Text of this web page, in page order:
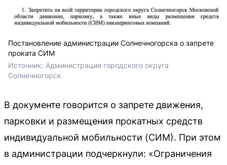
Постановление администрации Солнечногорска о запрете
проката СИМ
Источник: Администрация городского округа
Солнечногорск
В документе говорится о запрете движения,
парковки и размещения прокатных средств
индивидуальной мобильности (СИМ). При этом
в администрации подчеркнули: «Ограничения